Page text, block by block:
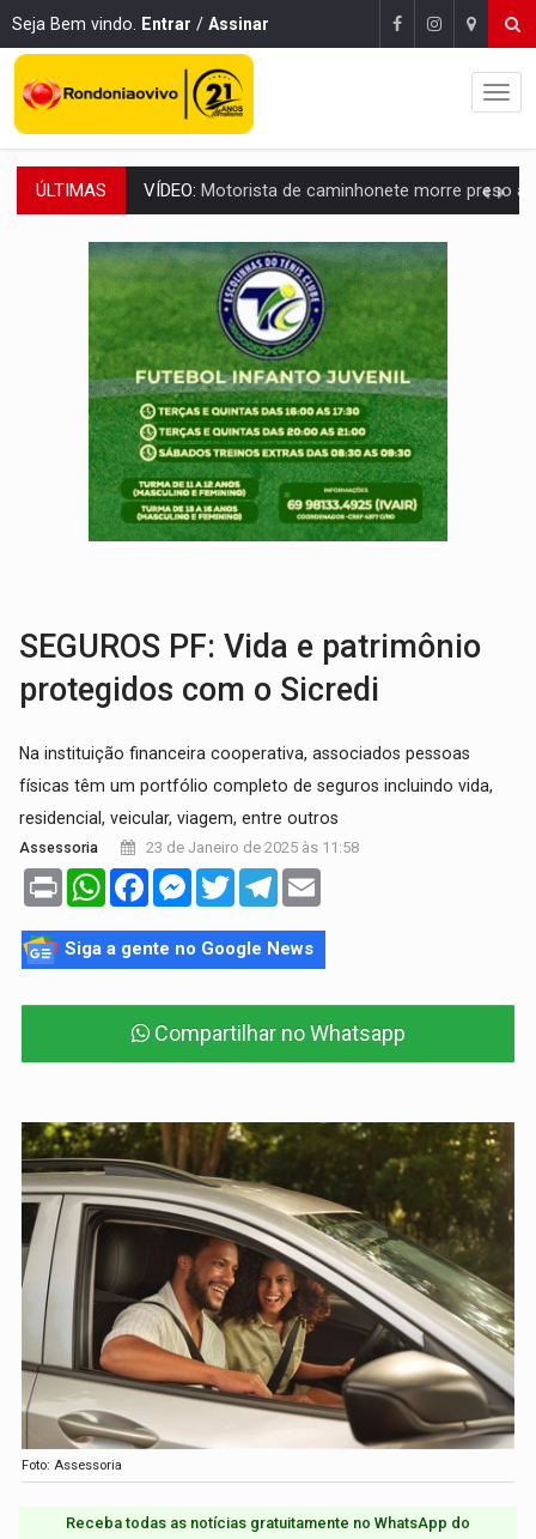
Seja Bem vindo. Entrar / Assinar
ÚLTIMAS LAZER:Seis lugares gratuitos para aproveitar o fim de semana
VÍDEO:FTICCO e Força Tática prendem membro do CV com arma e drogas
INCLUSÃO:Prefeitura fortalece parceria com a APAE para ampliar ações
DEFESA:Exército testa inovações no combate a drones durante
TEMAS SOCIOAMBIENTAIS:Em Itapuã do Oeste, CINEMAZÔNIA leva cinema
PREVISÃO:Interior de Rondônia terá sábado (8) de calor intenso
INFRAESTRUTURA:Após quase 30 anos de espera, asfalto chega ao
A ILHA:Coreografia de Rondônia estreia na programação do Festival de
SEGUROS PF: Vida e patrimônio
protegidos com o Sicredi
Na instituição financeira cooperativa, associados pessoas
físicas têm um portfólio completo de seguros incluindo vida,
residencial, veicular, viagem, entre outros
Assessoria 23 de Janeiro de 2025 às 11:58
Print WhatsAppFacebookMessenger
TwitterTelegram
Siga a gente no Google News
Compartilhar no Whatsapp
Foto: Assessoria
Receba todas as notícias gratuitamente no WhatsApp do